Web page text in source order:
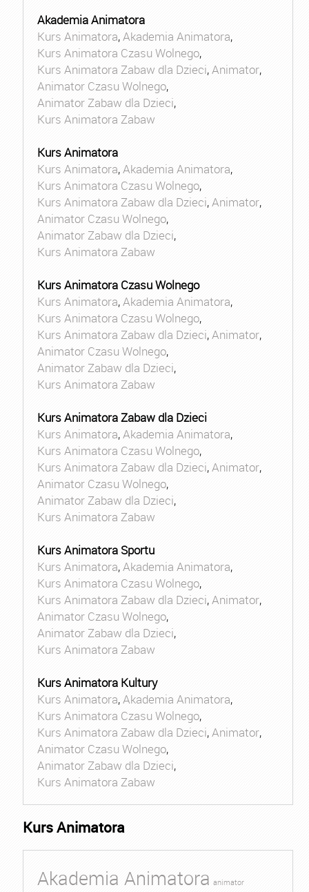
Akademia Animatora
Kurs Animatora,Akademia Animatora,
Kurs Animatora Czasu Wolnego,
Kurs Animatora Zabaw dla Dzieci,Animator,
Animator Czasu Wolnego,
Animator Zabaw dla Dzieci,
Kurs Animatora Zabaw
Kurs Animatora
Kurs Animatora,Akademia Animatora,
Kurs Animatora Czasu Wolnego,
Kurs Animatora Zabaw dla Dzieci,Animator,
Animator Czasu Wolnego,
Animator Zabaw dla Dzieci,
Kurs Animatora Zabaw
Kurs Animatora Czasu Wolnego
Kurs Animatora,Akademia Animatora,
Kurs Animatora Czasu Wolnego,
Kurs Animatora Zabaw dla Dzieci,Animator,
Animator Czasu Wolnego,
Animator Zabaw dla Dzieci,
Kurs Animatora Zabaw
Kurs Animatora Zabaw dla Dzieci
Kurs Animatora,Akademia Animatora,
Kurs Animatora Czasu Wolnego,
Kurs Animatora Zabaw dla Dzieci,Animator,
Animator Czasu Wolnego,
Animator Zabaw dla Dzieci,
Kurs Animatora Zabaw
Kurs Animatora Sportu
Kurs Animatora,Akademia Animatora,
Kurs Animatora Czasu Wolnego,
Kurs Animatora Zabaw dla Dzieci,Animator,
Animator Czasu Wolnego,
Animator Zabaw dla Dzieci,
Kurs Animatora Zabaw
Kurs Animatora Kultury
Kurs Animatora,Akademia Animatora,
Kurs Animatora Czasu Wolnego,
Kurs Animatora Zabaw dla Dzieci,Animator,
Animator Czasu Wolnego,
Animator Zabaw dla Dzieci,
Kurs Animatora Zabaw
Kurs Animatora
Akademia Animatora animator